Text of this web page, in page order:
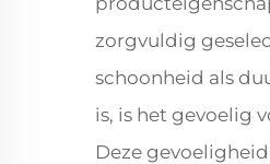
zorgvuldig
schoonheid als
is, is het gevoelig
Deze